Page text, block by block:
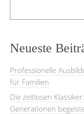
Neueste
Professionelle
für Familien
Die zeitlosen
Generationen